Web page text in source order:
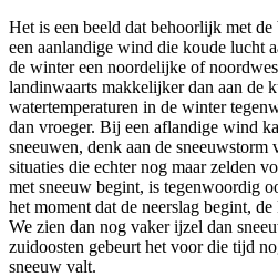
Het is een beeld dat behoorlijk met
een aanlandige wind die koude lucht
de winter een noordelijke of
landinwaarts makkelijker dan aan de
watertemperaturen in de winter
dan vroeger. Bij een aflandige wind
sneeuwen, denk aan de sneeuwstorm
situaties die echter nog maar zelden
met sneeuw begint, is tegenwoordig
het moment dat de neerslag begint,
We zien dan nog vaker ijzel dan
zuidoosten gebeurt het voor die tijd
sneeuw valt.